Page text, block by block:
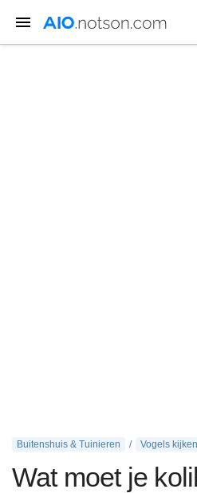
Buitenshuis & Tuinieren Vogels
Wat moet je